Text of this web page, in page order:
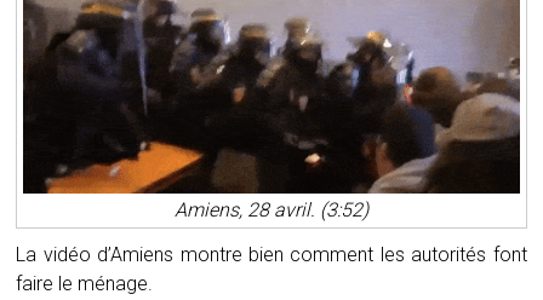
Amiens, 28 avril. (3:52)
La vidéo d’Amiens montre bien comment les autorités font
faire le ménage.